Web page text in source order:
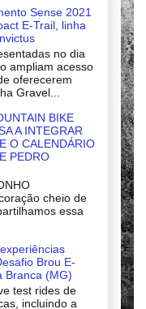
Sense 2021
E-Trail, linha
no dia
ampliam acesso
oferecerem
Gravel...
BIKE
A INTEGRAR
O CALENDÁRIO
PEDRO
cheio de
essa
Brou E-
Branca (MG)
test rides de
incluindo a